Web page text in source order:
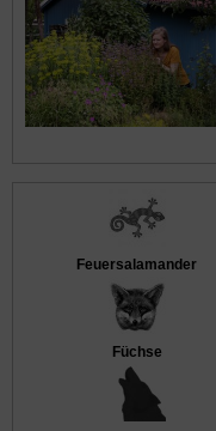
Feuersalamander
Füchse